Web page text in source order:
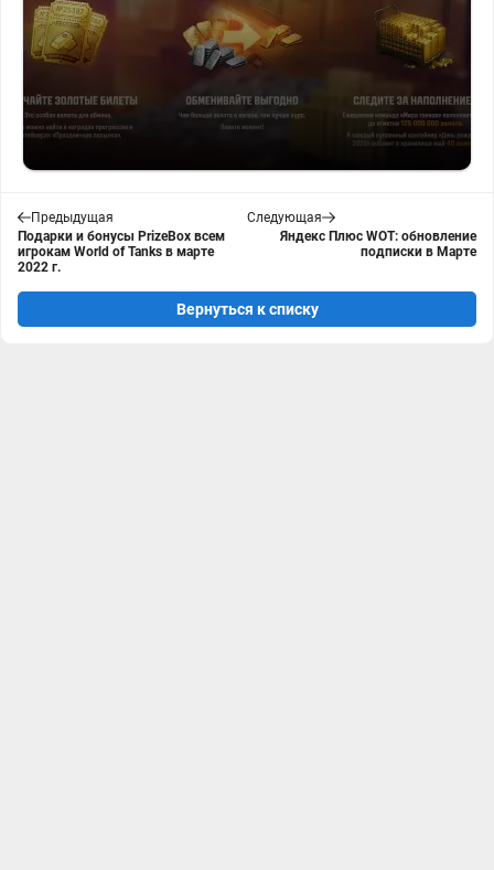
Предыдущая
Подарки и бонусы PrizeBox всем
игрокам World of Tanks в марте
2022 г.
Следующая
Яндекс Плюс WOT: обновление
подписки в Марте
Вернуться к списку